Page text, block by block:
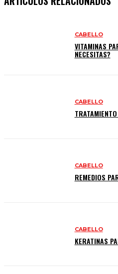
CABELLO
VITAMINAS
NECESITAS?
CABELLO
CABELLO
REMEDIOS
CABELLO
KERATINAS